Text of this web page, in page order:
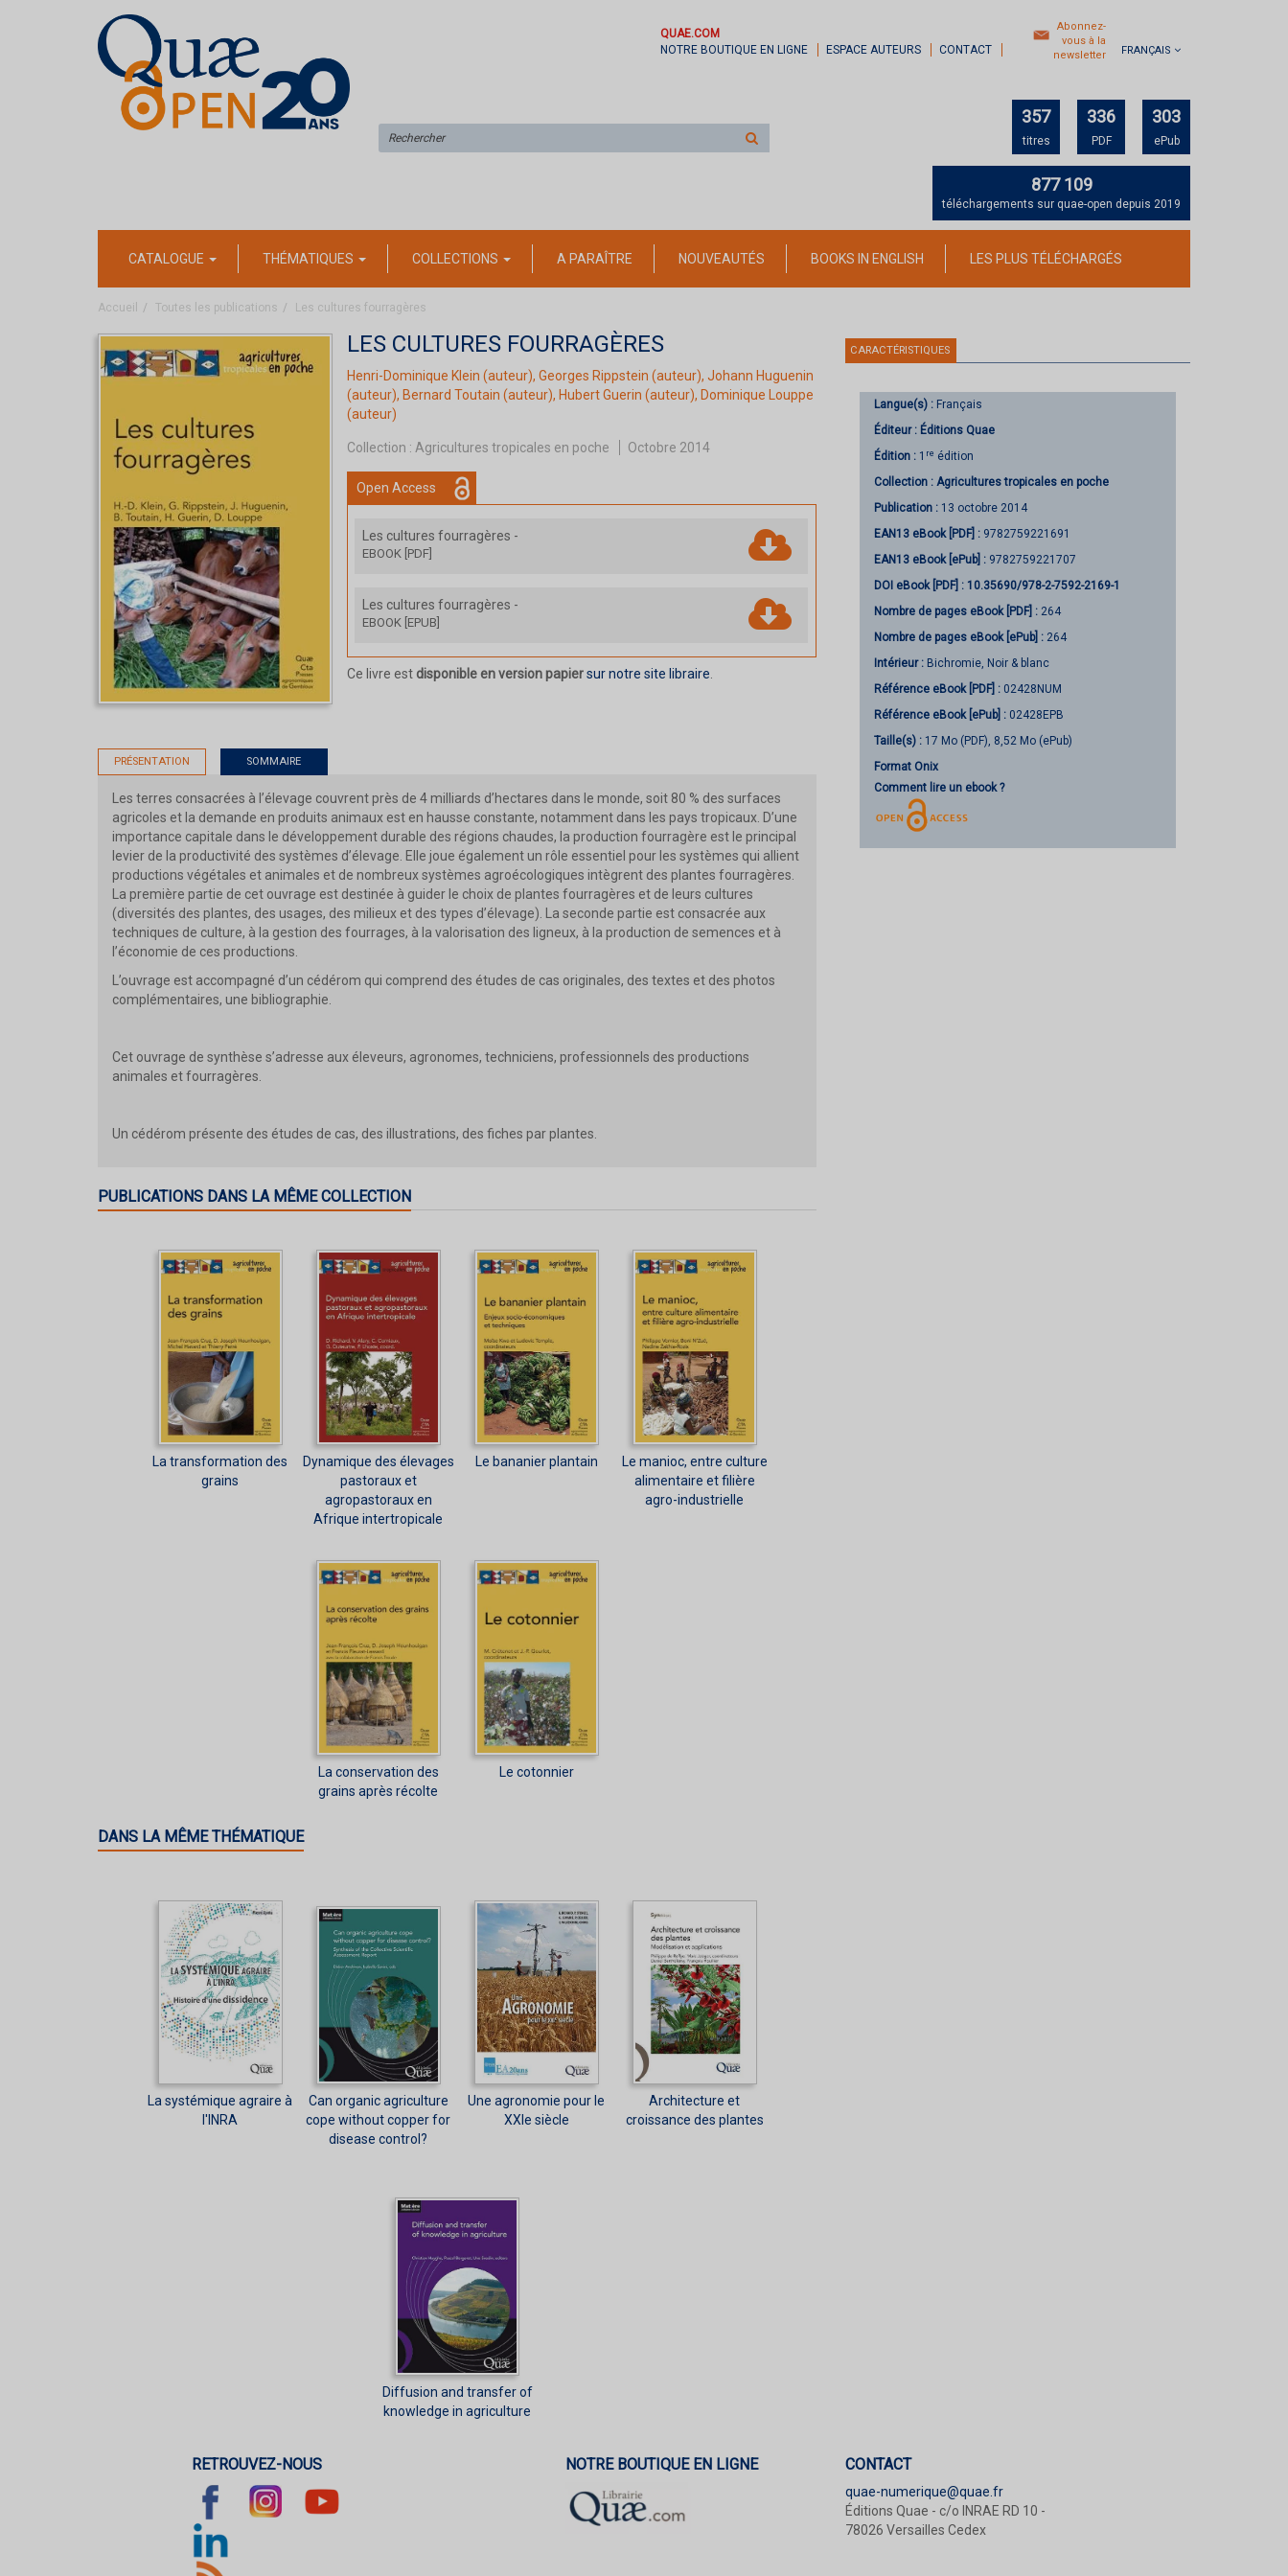
QUAE.COM
NOTRE BOUTIQUE EN LIGNE
ESPACE AUTEURS CONTACT
Abonnez-
vous à la
newsletter
FRANÇAIS
sur
357
titres
336
PDF
303
ePub
877 109
téléchargements sur quae-open depuis 2019
CATALOGUE THÉMATIQUES COLLECTIONS A PARAÎTRE NOUVEAUTÉS BOOKS IN ENGLISH LES PLUS TÉLÉCHARGÉS
Accueil Toutes les publications Les cultures fourragères
LES CULTURES FOURRAGÈRES
Henri-Dominique Klein (auteur), Georges Rippstein (auteur), Johann Huguenin
(auteur), Bernard Toutain (auteur), Hubert Guerin (auteur), Dominique Louppe
(auteur)
Collection : Agricultures tropicales en poche Octobre 2014
Open Access
Les cultures fourragères -
EBOOK [PDF]
Les cultures fourragères -
EBOOK [EPUB]
Ce livre est disponible en version papiersur notre site libraire
PRÉSENTATION SOMMAIRE
Les terres consacrées à l’élevage couvrent près de 4 milliards d’hectares dans le monde, soit 80 % des surfaces
agricoles et la demande en produits animaux est en hausse constante, notamment dans les pays tropicaux. D’une
importance capitale dans le développement durable des régions chaudes, la production fourragère est le principal
levier de la productivité des systèmes d’élevage. Elle joue également un rôle essentiel pour les systèmes qui allient
productions végétales et animales et de nombreux systèmes agroécologiques intègrent des plantes fourragères.
La première partie de cet ouvrage est destinée à guider le choix de plantes fourragères et de leurs cultures
(diversités des plantes, des usages, des milieux et des types d’élevage). La seconde partie est consacrée aux
techniques de culture, à la gestion des fourrages, à la valorisation des ligneux, à la production de semences et à
l’économie de ces productions.
L’ouvrage est accompagné d’un cédérom qui comprend des études de cas originales, des textes et des photos
complémentaires, une bibliographie.
Cet ouvrage de synthèse s’adresse aux éleveurs, agronomes, techniciens, professionnels des productions
animales et fourragères.
Un cédérom présente des études de cas, des illustrations, des fiches par plantes.
PUBLICATIONS DANS LA MÊME COLLECTION
La transformation des
grains
Dynamique des élevages
pastoraux et
agropastoraux en
Afrique intertropicale
Le bananier plantain
Le manioc, entre culture
alimentaire et filière
agro-industrielle
La conservation des
grains après récolte
Le cotonnier
DANS LA MÊME THÉMATIQUE
La systémique agraire à
l'INRA
Can organic agriculture
cope without copper for
disease control?
Une agronomie pour le
XXIe siècle
Architecture et
croissance des plantes
Diffusion and transfer of
knowledge in agriculture
CARACTÉRISTIQUES
Langue(s) : Français
Éditeur : Éditions Quae
Édition : 1 re édition
Collection : Agricultures tropicales en poche
Publication : 13 octobre 2014
EAN13 eBook [PDF] : 9782759221691
EAN13 eBook [ePub] : 9782759221707
DOI eBook [PDF] : 10.35690/978-2-7592-2169-1
Nombre de pages eBook [PDF] : 264
Nombre de pages eBook [ePub] : 264
Intérieur : Bichromie, Noir & blanc
Référence eBook [PDF] : 02428NUM
Référence eBook [ePub] : 02428EPB
Taille(s) : 17 Mo (PDF), 8,52 Mo (ePub)
Format Onix
Comment lire un ebook ?
RETROUVEZ-NOUS NOTRE BOUTIQUE EN LIGNE CONTACT
quae-numerique@quae.fr
Éditions Quae - c/o INRAE RD 10 -
78026 Versailles Cedex